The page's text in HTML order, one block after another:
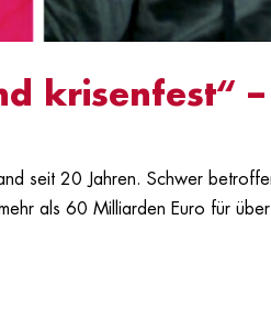
krisenfest“ –
seit 20 Jahren. Schwer
als 60 Milliarden Euro für